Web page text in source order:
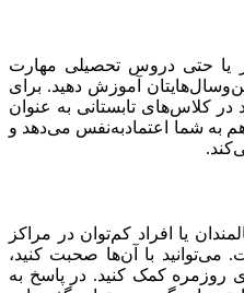
حتی دروس تحصیلی مهارت
آموزش دهید. برای
کلاس‌های تابستانی به عنوان
به شما اعتمادبه‌نفس می‌دهد و
یا افراد کم‌توان در مراکز
با آن‌ها صحبت کنید،
روزمره کمک کنید. در پاسخ به